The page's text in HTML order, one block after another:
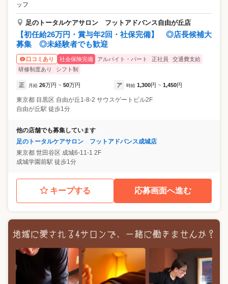
ッフ
足のトータルケアサロン フットアドバンス自由が丘店
【初任給26万円・賞与年2回・社保完備】 ◎店長候補大
募集 ◎未経験者でも歓迎
口コミあり 社会保険完備 アルバイト・パート 正社員
交通費支給
研修制度あり
シフト制
正 月給 26万円 ~ 50万円 ア 時給 1,300円 ~ 1,450円
東京都 目黒区 自由が丘1-8-2 サウスゲートビル2F
自由が丘駅 徒歩1分
他の店舗でも募集しています
足のトータルケアサロン フットアドバンス成城店
東京都 世田谷区 成城6-11-1 2F
成城学園前駅 徒歩1分
キープする 応募画面へ進む